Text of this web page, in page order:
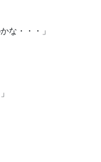
な・・・」